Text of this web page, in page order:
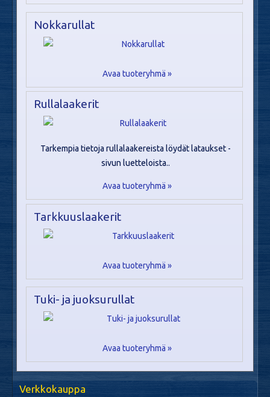
Nokkarullat
Avaa tuoteryhmä »
Rullalaakerit
Tarkempia tietoja rullalaakereista löydät lataukset -
sivun luetteloista..
Avaa tuoteryhmä »
Tarkkuuslaakerit
Avaa tuoteryhmä »
Tuki- ja juoksurullat
Avaa tuoteryhmä »
Verkkokauppa